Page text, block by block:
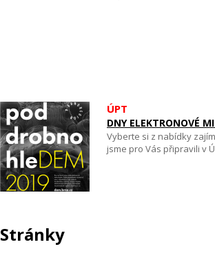
ÚPT
DNY ELEKTRONOVÉ
Vyberte si z nabídky
jsme pro Vás připravili v
Stránky